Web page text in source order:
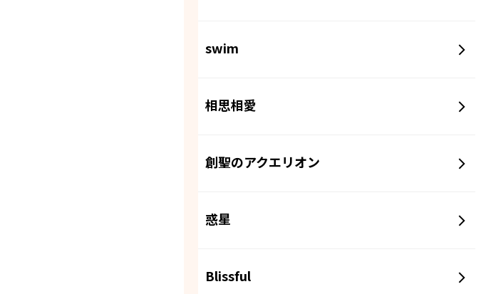
swim
相思相愛
創聖のアクエリオン
惑星
Blissful